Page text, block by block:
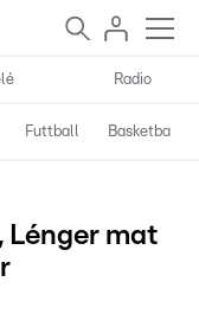
Radio
Futtball Basketball
Lénger mat